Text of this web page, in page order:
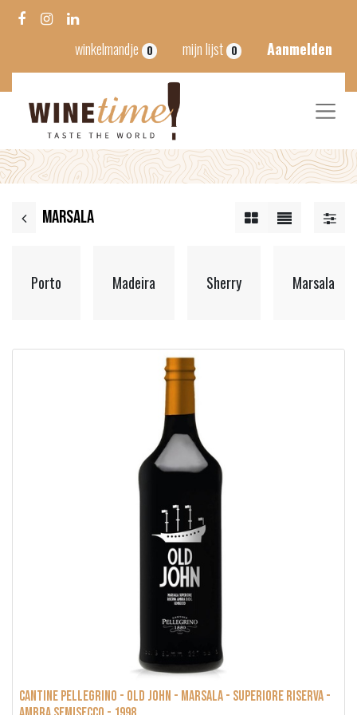
winkelmandje 0 mijn lijst 0 Aanmelden
Marsala
Porto Madeira Sherry Marsala
Cantine Pellegrino - Old John - Marsala - Superiore Riserva -